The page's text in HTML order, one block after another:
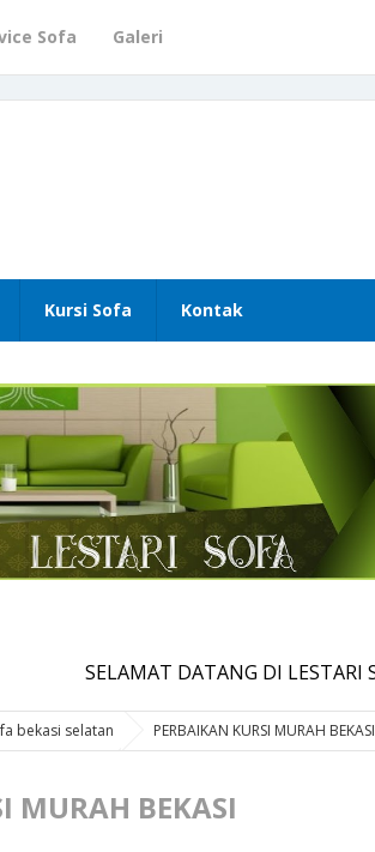
Sofa Galeri
Kursi Sofa Kontak
DATANG DI LESTARI SOFA
bekasi selatan PERBAIKAN KURSI MURAH BEKASI
MURAH BEKASI